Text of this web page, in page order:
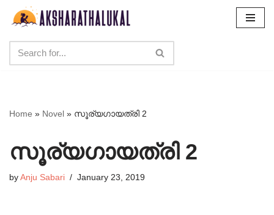
content
Home » Novel » സൂര്യഗായത്രി 2
സൂര്യഗായത്രി 2
by Anju Sabari January 23, 2019